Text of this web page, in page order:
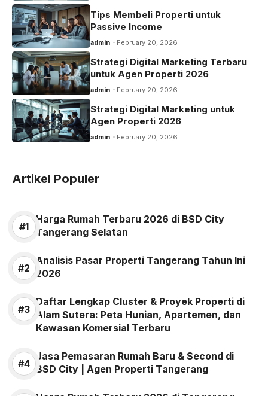
Tips Membeli Properti untuk
Passive Income
admin February 20, 2026
Strategi Digital Marketing Terbaru
untuk Agen Properti 2026
admin February 20, 2026
Strategi Digital Marketing untuk
Agen Properti 2026
admin February 20, 2026
Artikel Populer
Harga Rumah Terbaru 2026 di BSD City
Tangerang Selatan
Analisis Pasar Properti Tangerang Tahun Ini
2026
Daftar Lengkap Cluster & Proyek Properti di
Alam Sutera: Peta Hunian, Apartemen, dan
Kawasan Komersial Terbaru
Jasa Pemasaran Rumah Baru & Second di
BSD City | Agen Properti Tangerang